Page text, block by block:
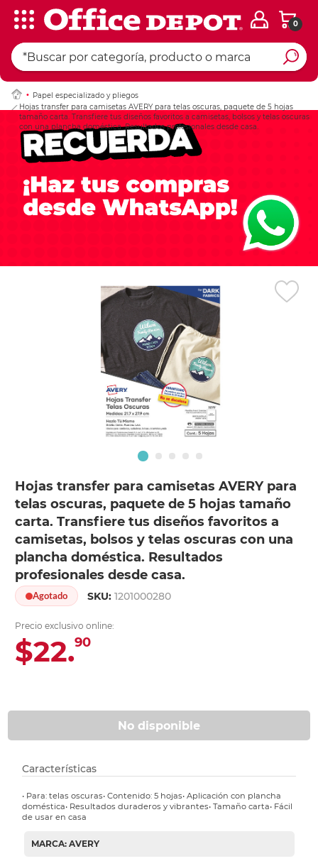
0
Papel especializado y pliegos
Hojas transfer para camisetas AVERY para telas oscuras, paquete de 5 hojas
tamaño carta. Transfiere tus diseños favoritos a camisetas, bolsos y telas oscuras
con una plancha doméstica. Resultados profesionales desde casa.
Hojas transfer para camisetas AVERY para
telas oscuras, paquete de 5 hojas tamaño
carta. Transfiere tus diseños favoritos a
camisetas, bolsos y telas oscuras con una
plancha doméstica. Resultados
profesionales desde casa.
Agotado SKU:1201000280
Precio exclusivo online:
$22.90
No disponible
Ingresar Codigo
Características
• Para: telas oscuras• Contenido: 5 hojas• Aplicación con plancha
doméstica• Resultados duraderos y vibrantes• Tamaño carta• Fácil
de usar en casa
MARCA: AVERY